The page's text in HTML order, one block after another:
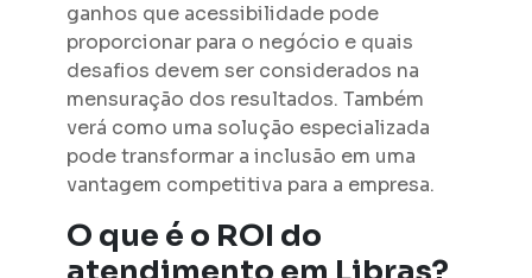
ganhos que acessibilidade pode
proporcionar para o negócio e quais
desafios devem ser considerados na
mensuração dos resultados. Também
verá como uma solução especializada
pode transformar a inclusão em uma
vantagem competitiva para a empresa.
O que é o ROI do